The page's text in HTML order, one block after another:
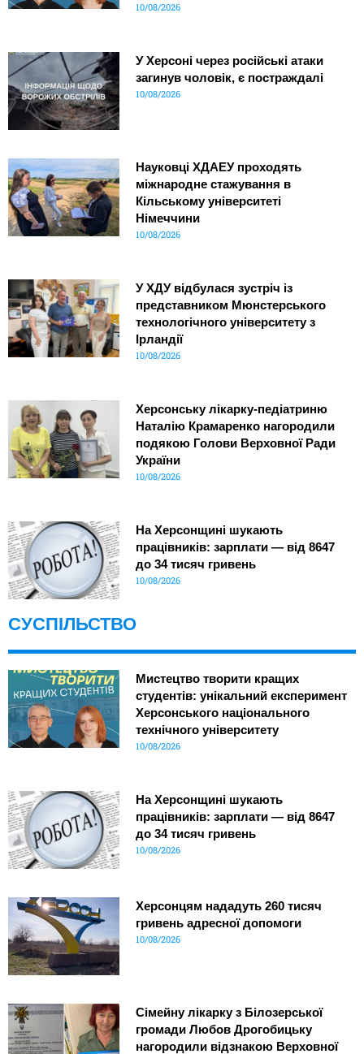
10/08/2026
У Херсоні через російські атаки
загинув чоловік, є постраждалі
10/08/2026
Науковці ХДАЕУ проходять
міжнародне стажування в
Кільському університеті
Німеччини
10/08/2026
У ХДУ відбулася зустріч із
представником Мюнстерського
технологічного університету з
Ірландії
10/08/2026
Херсонську лікарку-педіатриню
Наталію Крамаренко нагородили
подякою Голови Верховної Ради
України
10/08/2026
На Херсонщині шукають
працівників: зарплати — від 8647
до 34 тисяч гривень
10/08/2026
СУСПІЛЬСТВО
Мистецтво творити кращих
студентів: унікальний експеримент
Херсонського національного
технічного університету
10/08/2026
На Херсонщині шукають
працівників: зарплати — від 8647
до 34 тисяч гривень
10/08/2026
Херсонцям нададуть 260 тисяч
гривень адресної допомоги
10/08/2026
Сімейну лікарку з Білозерської
громади Любов Дрогобицьку
нагородили відзнакою Верховної